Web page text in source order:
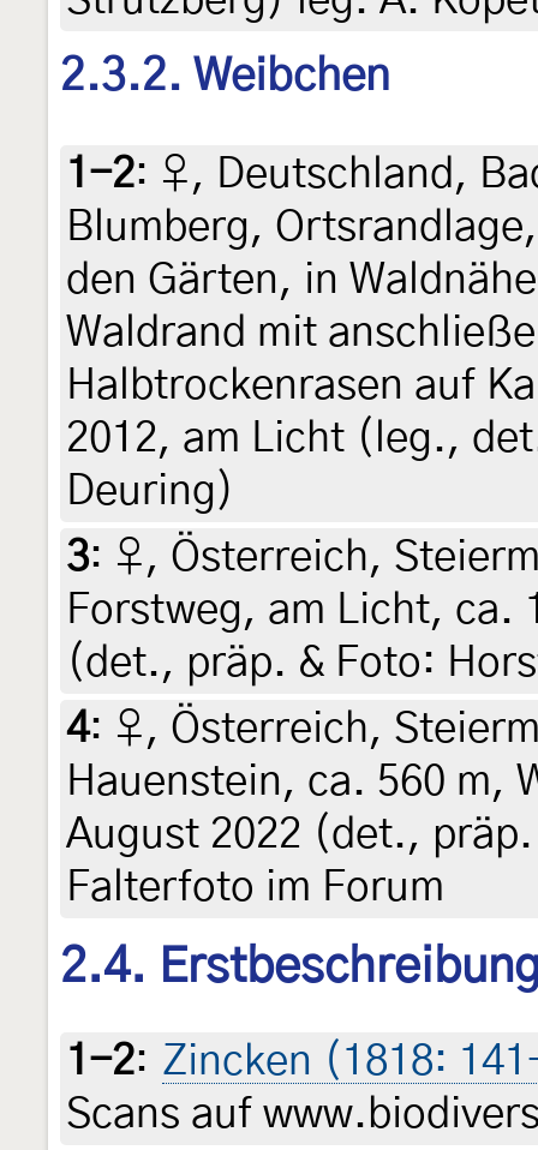
2.3.2. Weibchen
1-2: ♀, Deutschland,
Blumberg,
den Gärten, in
Waldrand mit
Halbtrockenrasen auf
2012, am Licht (leg.,
Deuring)
3: ♀, Österreich,
Forstweg, am Licht, ca.
(det., präp. & Foto:
4: ♀, Österreich,
Hauenstein, ca. 560 m,
August 2022 (det.,
Falterfoto im Forum
2.4.
1-2: Zincken (1818:
Scans auf